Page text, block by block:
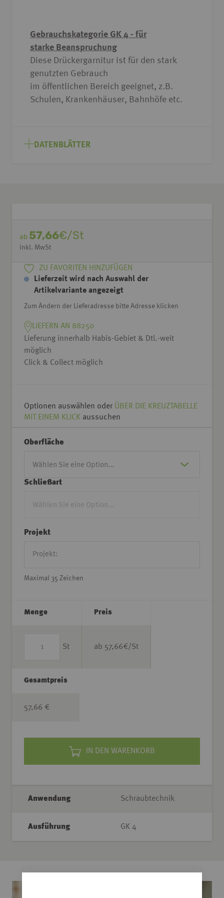
Gebrauchskategorie GK 4 - für
starke Beanspruchung
Diese Drückergarnitur ist für den stark
genutzten Gebrauch
im öffentlichen Bereich geeignet, z.B.
Schulen, Krankenhäuser, Bahnhöfe etc.
DATENBLÄTTER
ab 57,66€/St
inkl. MwSt
ZU FAVORITEN HINZUFÜGEN
Lieferzeit wird nach Auswahl der
Artikelvariante angezeigt
Zum Ändern der Lieferadresse bitte Adresse klicken
LIEFERN AN 88250
Lieferung innerhalb Habis-Gebiet & Dtl.-weit
möglich
Click & Collect möglich
Optionen auswählen oder ÜBER DIE KREUZTABELLE
MIT EINEM KLICK aussuchen
Oberfläche
Schließart
Projekt
Maximal 35 Zeichen
Menge
St
Preis
ab 57,66€/St
Gesamtpreis
57,66 €
IN DEN WARENKORB
Anwendung Schraubtechnik
Ausführung GK 4